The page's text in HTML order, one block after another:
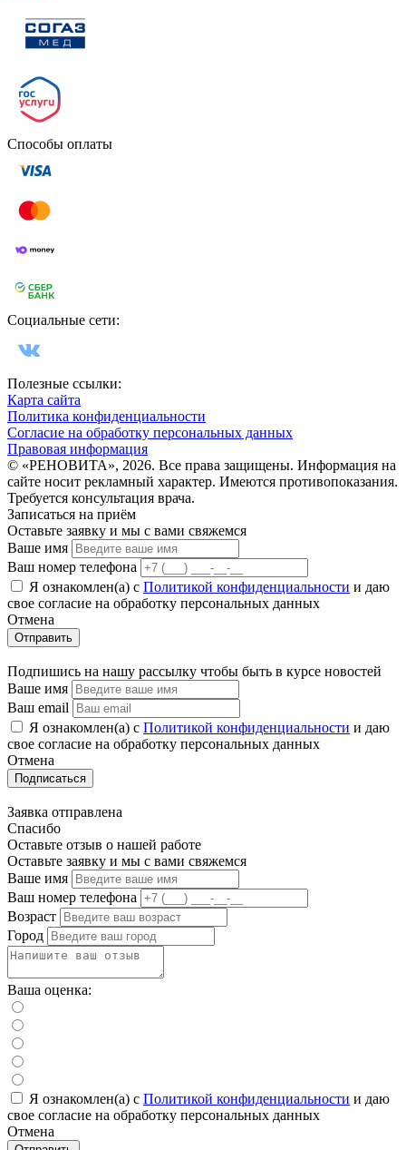
Способы оплаты
Социальные сети:
Полезные ссылки:
Карта сайта
Политика конфиденциальности
Согласие на обработку персональных данных
Правовая информация
© «РЕНОВИТА», 2026. Все права защищены. Информация на
сайте носит рекламный характер. Имеются противопоказания.
Требуется консультация врача.
Записаться на приём
Оставьте заявку и мы с вами свяжемся
Ваше имя
Ваш номер телефона
Я ознакомлен(а) с Политикой конфиденциальности и даю
свое cогласие на обработку персональных данных
Отмена
Отправить
Подпишись на нашу рассылку чтобы быть в курсе новостей
Ваше имя
Ваш email
Я ознакомлен(а) с Политикой конфиденциальности и даю
свое cогласие на обработку персональных данных
Отмена
Подписаться
Заявка отправлена
Спасибо
Оставьте отзыв о нашей работе
Оставьте заявку и мы с вами свяжемся
Ваше имя
Ваш номер телефона
Возраст
Город
Ваша оценка:
Я ознакомлен(а) с Политикой конфиденциальности и даю
свое cогласие на обработку персональных данных
Отмена